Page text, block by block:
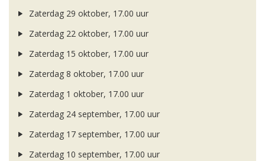
Zaterdag 29 oktober, 17.00 uur
Zaterdag 22 oktober, 17.00 uur
Zaterdag 15 oktober, 17.00 uur
Zaterdag 8 oktober, 17.00 uur
Zaterdag 1 oktober, 17.00 uur
Zaterdag 24 september, 17.00 uur
Zaterdag 17 september, 17.00 uur
Zaterdag 10 september, 17.00 uur